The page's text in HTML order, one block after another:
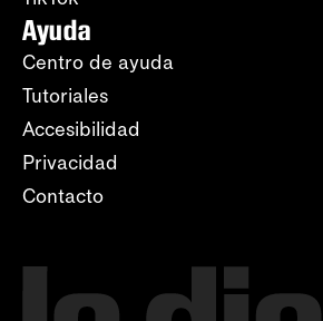
Ayuda
Centro de ayuda
Tutoriales
Accesibilidad
Privacidad
Contacto